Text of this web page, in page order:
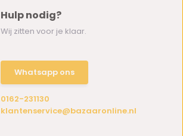
Hulp nodig?
Wij zitten voor je klaar.
Whatsapp ons
0162-231130
klantenservice@bazaaronline.nl